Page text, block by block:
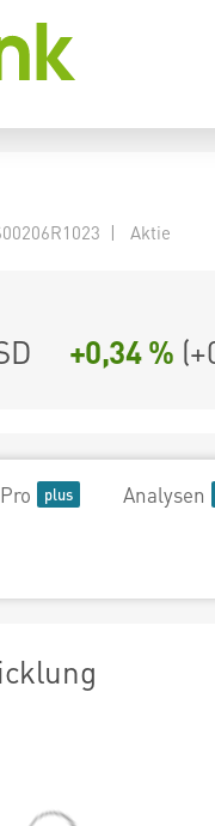
| Aktie
+0,34 % (
Analysen